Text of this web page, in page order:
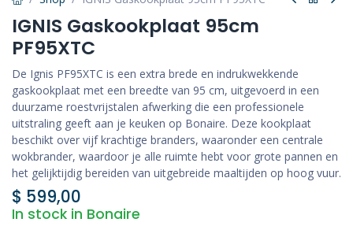
IGNIS Gaskookplaat 95cm
PF95XTC
De Ignis PF95XTC is een extra brede en indrukwekkende
gaskookplaat met een breedte van 95 cm, uitgevoerd in een
duurzame roestvrijstalen afwerking die een professionele
uitstraling geeft aan je keuken op Bonaire. Deze kookplaat
beschikt over vijf krachtige branders, waaronder een centrale
wokbrander, waardoor je alle ruimte hebt voor grote pannen en
het gelijktijdig bereiden van uitgebreide maaltijden op hoog vuur.
$ 599,00
In stock in Bonaire